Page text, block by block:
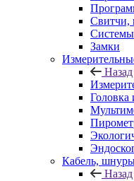
Свитчи,
Системы
Замки
Назад
Головка
Кабель,
Назад